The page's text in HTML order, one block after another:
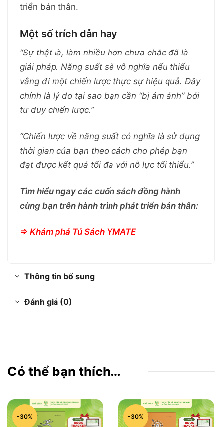
triển bản thân.
Một số trích dẫn hay
“Sự thật là, làm nhiều hơn chưa chắc đã là
giải pháp. Năng suất sẽ vô nghĩa nếu thiếu
vắng đi một chiến lược thực sự hiệu quả. Đây
chính là lý do tại sao bạn cần “bị ám ảnh” bởi
tư duy chiến lược.”
“Chiến lược về năng suất có nghĩa là sử dụng
thời gian của bạn theo cách cho phép bạn
đạt được kết quả tối đa với nỗ lực tối thiểu.”
Tìm hiểu ngay các cuốn sách đồng hành
cùng bạn trên hành trình phát triển bản thân:
=> Khám phá Tủ Sách YMATE
Thông tin bổ sung
Đánh giá (0)
Có thể bạn thích…
-30% -30%